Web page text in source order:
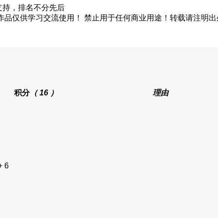
，排名不分先后
仅供学习交流使用！ 禁止用于任何商业用途！转载请注明
积分（ 16 ） 理由
6